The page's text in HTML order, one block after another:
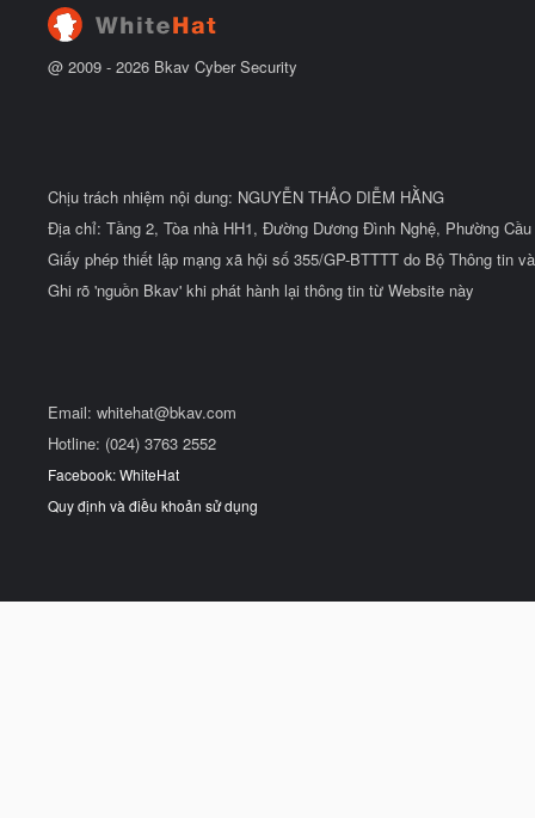
@ 2009 - 2026 Bkav Cyber Security
Chịu trách nhiệm nội dung: NGUYỄN THẢO DIỄM HẰNG
Địa chỉ: Tầng 2, Tòa nhà HH1, Đường Dương Đình Nghệ, Phường
Giấy phép thiết lập mạng xã hội số 355/GP-BTTTT do Bộ Thông tin
Ghi rõ 'nguồn Bkav' khi phát hành lại thông tin từ Website này
Email: whitehat@bkav.com
Hotline: (024) 3763 2552
Facebook: WhiteHat
Quy định và điều khoản sử dụng